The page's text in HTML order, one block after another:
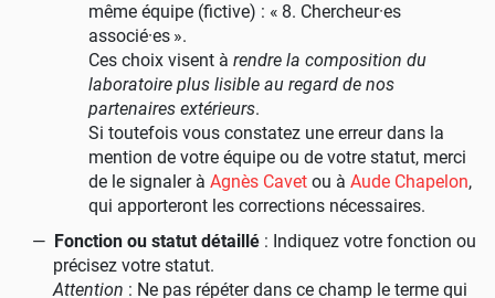
même équipe (fictive) : « 8. Chercheur·es
associé·es ».
Ces choix visent à rendre la composition du
laboratoire plus lisible au regard de nos
partenaires extérieurs.
Si toutefois vous constatez une erreur dans la
mention de votre équipe ou de votre statut, merci
de le signaler à Agnès Cavet ou à Aude Chapelon,
qui apporteront les corrections nécessaires.
Fonction ou statut détaillé: Indiquez votre fonction ou
précisez votre statut.
Attention : Ne pas répéter dans ce champ le terme qui